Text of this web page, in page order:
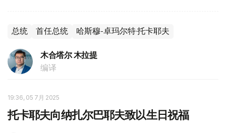
总统 首任总统 哈斯穆-卓玛尔特·托卡耶夫
木合塔尔 木拉提
编译
19:36, 05 7月 2025
托卡耶夫向纳扎尔巴耶夫致以生日祝福